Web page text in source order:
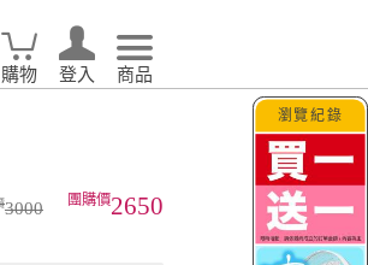
購物 登入 商品
3000 2650
瀏覽紀錄